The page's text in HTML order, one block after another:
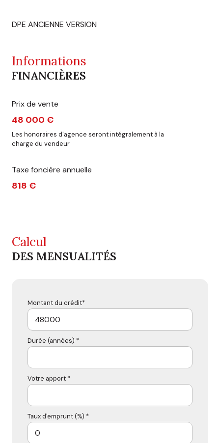
DPE ANCIENNE VERSION
Informations
FINANCIÈRES
Prix de vente
48 000 €
Les honoraires d'agence seront intégralement à la
charge du vendeur
Taxe foncière annuelle
818 €
Calcul
DES MENSUALITÉS
Montant du crédit*
Durée (années) *
Votre apport *
Taux d'emprunt (%) *